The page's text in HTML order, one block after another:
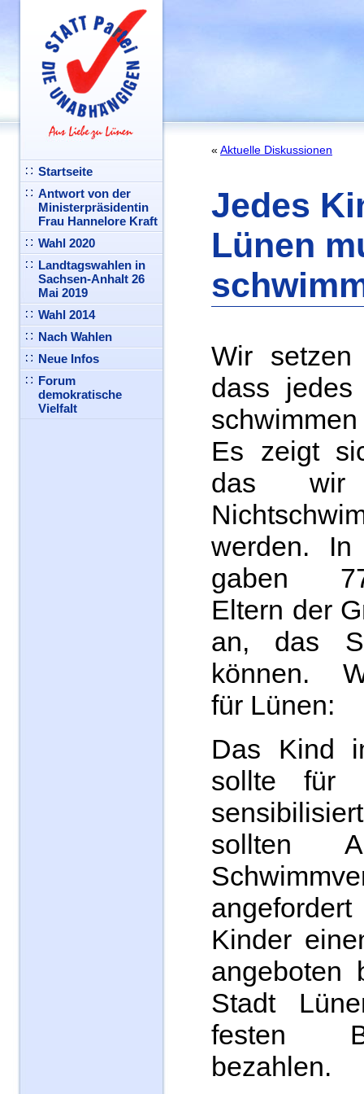
Startseite
Antwort von der
Ministerpräsidentin
Frau Hannelore Kraft
Wahl 2020
Landtagswahlen in
Sachsen-Anhalt 26
Mai 2019
Wahl 2014
Nach Wahlen
Neue Infos
Forum
demokratische
Vielfalt
« Aktuelle Diskussionen
Jedes
Lünen
Wir
dass
Es zeigt
das
werden. In
gaben
Eltern der
an, das
können.
für Lünen:
Das Kind
sollte für
sollten
Kinder
angeboten
Stadt
festen
bezahlen.